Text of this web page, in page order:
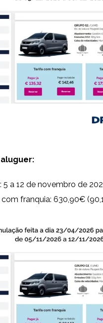
5 a 12 de novembro de
com franquia: 630,90€